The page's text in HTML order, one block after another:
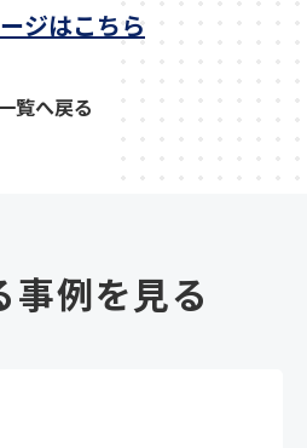
ジはこちら
覧へ戻る
事例を見る